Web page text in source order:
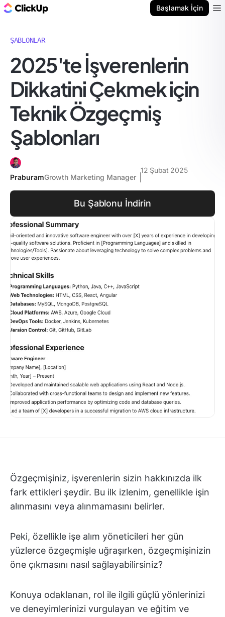
Başlamak İçin
ŞABLONLAR
2025'te İşverenlerin
Dikkatini Çekmek için
Teknik Özgeçmiş
Şablonları
PraburamGrowth Marketing Manager
12 Şubat 2025
Bu Şablonu İndirin
Özgeçmişiniz, işverenlerin sizin hakkınızda ilk
fark ettikleri şeydir. Bu ilk izlenim, genellikle işin
alınmasını veya alınmamasını belirler.
Peki, özellikle işe alım yöneticileri her gün
yüzlerce özgeçmişle uğraşırken, özgeçmişinizin
öne çıkmasını nasıl sağlayabilirsiniz?
Konuya odaklanan, rol ile ilgili güçlü yönlerinizi
ve deneyimlerinizi vurgulayan ve eğitim ve